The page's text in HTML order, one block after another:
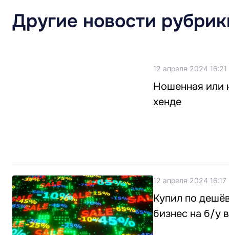
Другие новости
12 апреля 2024 16:21
Ношенная или
хенде
12 апреля 2024 16:17
Купил по
бизнес на б/у